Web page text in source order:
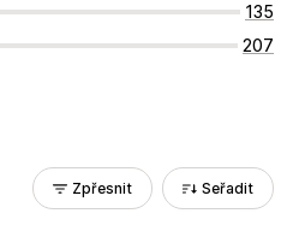
135
207
Zpřesnit Seřadit